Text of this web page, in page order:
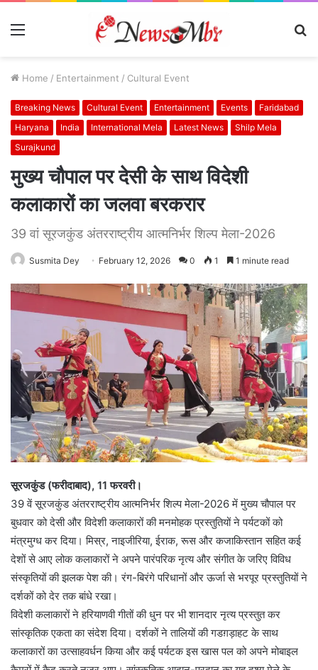
Menu
Home / Entertainment / Cultural Event
Breaking News Cultural Event Entertainment Events
Faridabad
Haryana
India International Mela Latest News
Shilp Mela
Surajkund
मुख्य चौपाल पर देसी के साथ विदेशी
कलाकारों का जलवा बरकरार
39 वां सूरजकुंड अंतरराष्ट्रीय आत्मनिर्भर शिल्प मेला-2026
Susmita Dey February 12, 2026 0 1 1 minute read
सूरजकुंड (फरीदाबाद), 11 फरवरी।
39 वें सूरजकुंड अंतरराष्ट्रीय आत्मनिर्भर शिल्प मेला-2026 में मुख्य चौपाल पर
बुधवार को देसी और विदेशी कलाकारों की मनमोहक प्रस्तुतियों ने पर्यटकों को
मंत्रमुग्ध कर दिया। मिस्र, नाइजीरिया, ईराक, रूस और कजाकिस्तान सहित कई
देशों से आए लोक कलाकारों ने अपने पारंपरिक नृत्य और संगीत के जरिए विविध
संस्कृतियों की झलक पेश की। रंग-बिरंगे परिधानों और ऊर्जा से भरपूर प्रस्तुतियों ने
दर्शकों को देर तक बांधे रखा।
विदेशी कलाकारों ने हरियाणवी गीतों की धुन पर भी शानदार नृत्य प्रस्तुत कर
सांस्कृतिक एकता का संदेश दिया। दर्शकों ने तालियों की गडग़ड़ाहट के साथ
कलाकारों का उत्साहवर्धन किया और कई पर्यटक इस खास पल को अपने मोबाइल